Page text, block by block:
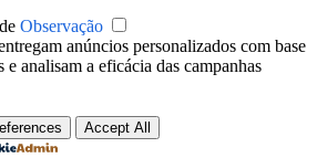
Observação
anúncios personalizados com base
e analisam a eficácia das campanhas
Accept All